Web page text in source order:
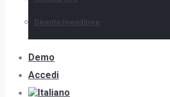
Diventa rivenditore
Demo
Accedi